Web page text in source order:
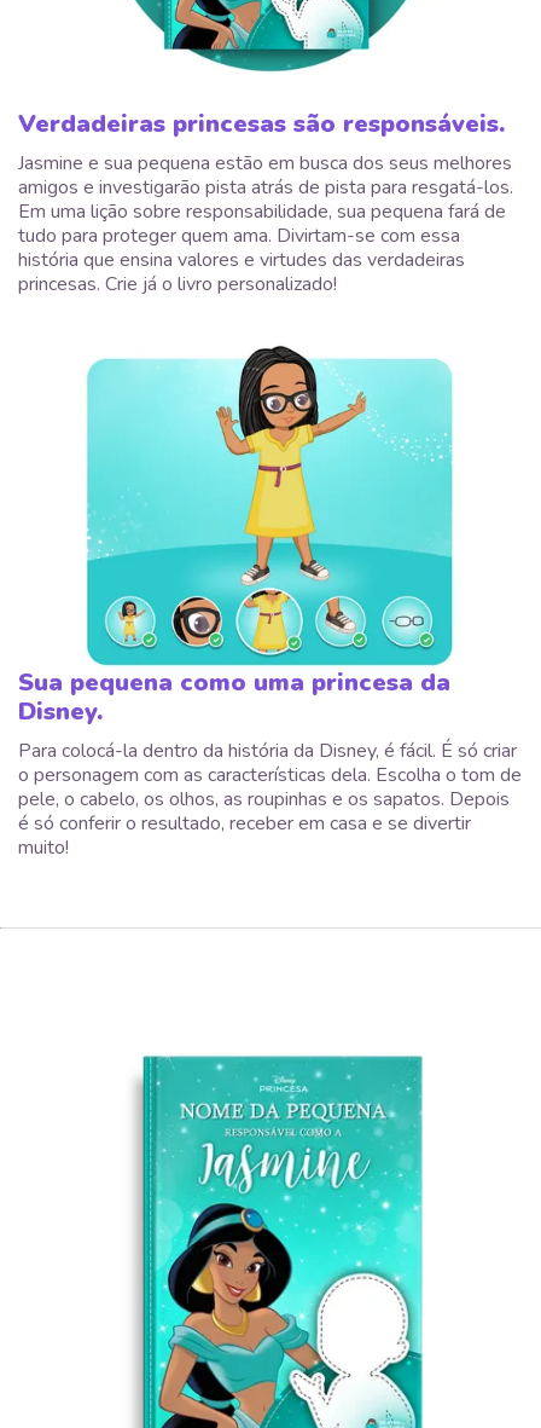
Verdadeiras princesas são responsáveis.
Jasmine e sua pequena estão em busca dos seus melhores
amigos e investigarão pista atrás de pista para resgatá-los.
Em uma lição sobre responsabilidade, sua pequena fará de
tudo para proteger quem ama. Divirtam-se com essa
história que ensina valores e virtudes das verdadeiras
princesas. Crie já o livro personalizado!
Sua pequena como uma princesa da
Disney.
Para colocá-la dentro da história da Disney, é fácil. É só criar
o personagem com as características dela. Escolha o tom de
pele, o cabelo, os olhos, as roupinhas e os sapatos. Depois
é só conferir o resultado, receber em casa e se divertir
muito!